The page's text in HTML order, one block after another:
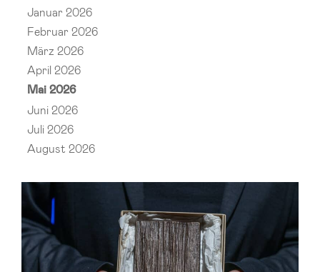
Januar 2026
Februar 2026
März 2026
April 2026
Mai 2026
Juni 2026
Juli 2026
August 2026